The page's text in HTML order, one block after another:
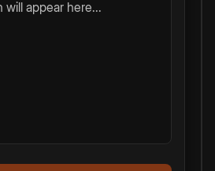
will appear here...